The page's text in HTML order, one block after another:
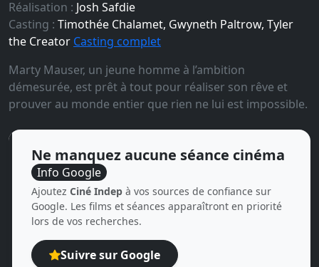
Réalisation : Josh Safdie
Casting : Timothée Chalamet, Gwyneth Paltrow, Tyler
the Creator Casting complet
Marty Mauser, un jeune homme à l’ambition
démesurée, est prêt à tout pour réaliser son rêve et
prouver au monde entier que rien ne lui est impossible.
Ne manquez aucune séance cinéma
Info Google
Ajoutez Ciné Indep à vos sources de confiance sur
Google. Les films et séances apparaîtront en priorité
lors de vos recherches.
Suivre sur Google